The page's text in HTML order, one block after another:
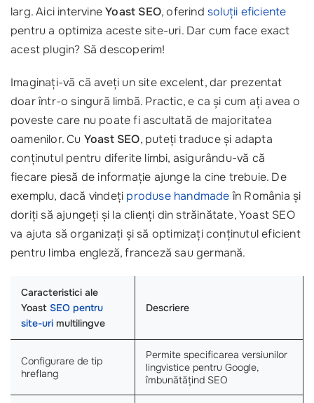
larg. Aici intervineYoast SEO, oferindsoluții eficiente
pentru a optimiza aceste site-uri. Dar cum face exact
acest plugin? Să descoperim!
Imaginați-vă că aveți un site excelent, dar prezentat
doar într-o singură limbă. Practic, e ca și cum ați avea o
poveste care nu poate fi ascultată de majoritatea
oamenilor. Cu Yoast SEO, puteți traduce și adapta
conținutul pentru diferite limbi, asigurându-vă că
fiecare piesă de informație ajunge la cine trebuie. De
exemplu, dacă vindeți produse handmadeîn România și
doriți să ajungeți și la clienți din străinătate, Yoast SEO
va ajuta să organizați și să optimizați conținutul eficient
pentru limba engleză, franceză sau germană.
Caracteristici ale
Yoast SEO pentru
site-uri multilingve
Descriere
Configurare de tip
hreflang
Permite specificarea versiunilor
lingvistice pentru Google,
îmbunătățind SEO